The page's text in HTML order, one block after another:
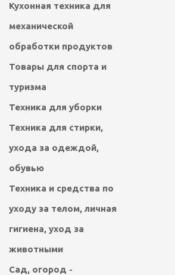
газовые шашлычницы
для упаковки
ДЛЯ
ОБРАБОТКИ
Кухонная техника для
механической
обработки продуктов
Товары для спорта и
туризма
Техника для уборки
Техника для стирки,
ухода за одеждой,
обувью
Техника и средства по
уходу за телом, личная
гигиена, уход за
животными
Сад, огород -